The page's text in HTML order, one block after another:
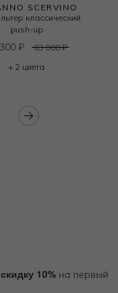
SCERVINO
классический
push-up
₽ 63 000₽
+ 2 цвета
скидку 10% на первый